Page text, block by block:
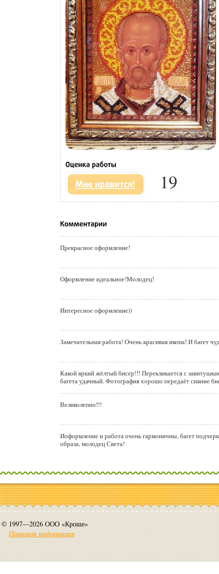
19
Прекрасное оформление!
Оформление идеальное!Молодец!
Интересное оформление))
Замечательная работа! Очень красивая икона! И багет
Какой яркий жёлтый бисер!!! Перекликается с
багета удачный. Фотография хорошо передаёт сияние
Великолепно!!!
Иоформление и работа очень гармоничны, багет
образа, молодец Света!
© 1997—2026 ООО «Кроше»
Правовая информация